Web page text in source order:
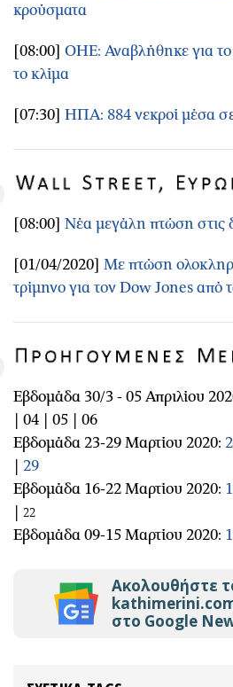
κρούσματα
[08:00] ΟΗΕ: Αναβλήθηκε για
το κλίμα
[07:30] ΗΠΑ: 884 νεκροί μέσα
[08:00] Νέα μεγάλη πτώση στις
[01/04/2020] Με πτώση
τρίμηνο για τον Dow Jones από
Εβδομάδα 30/3 - 05 Απριλίου
| 04 | 05 | 06
Εβδομάδα 23-29 Μαρτίου 2020:
| 29
Εβδομάδα 16-22 Μαρτίου 2020:
| 22
Εβδομάδα 09-15 Μαρτίου 2020:
Ακολουθήστε
στο Google